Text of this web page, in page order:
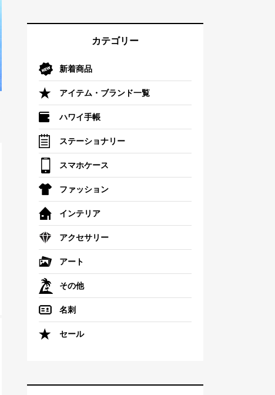
カテゴリー
新着商品
アイテム・ブランド一覧
ハワイ手帳
ステーショナリー
スマホケース
ファッション
インテリア
アクセサリー
アート
その他
名刺
セール